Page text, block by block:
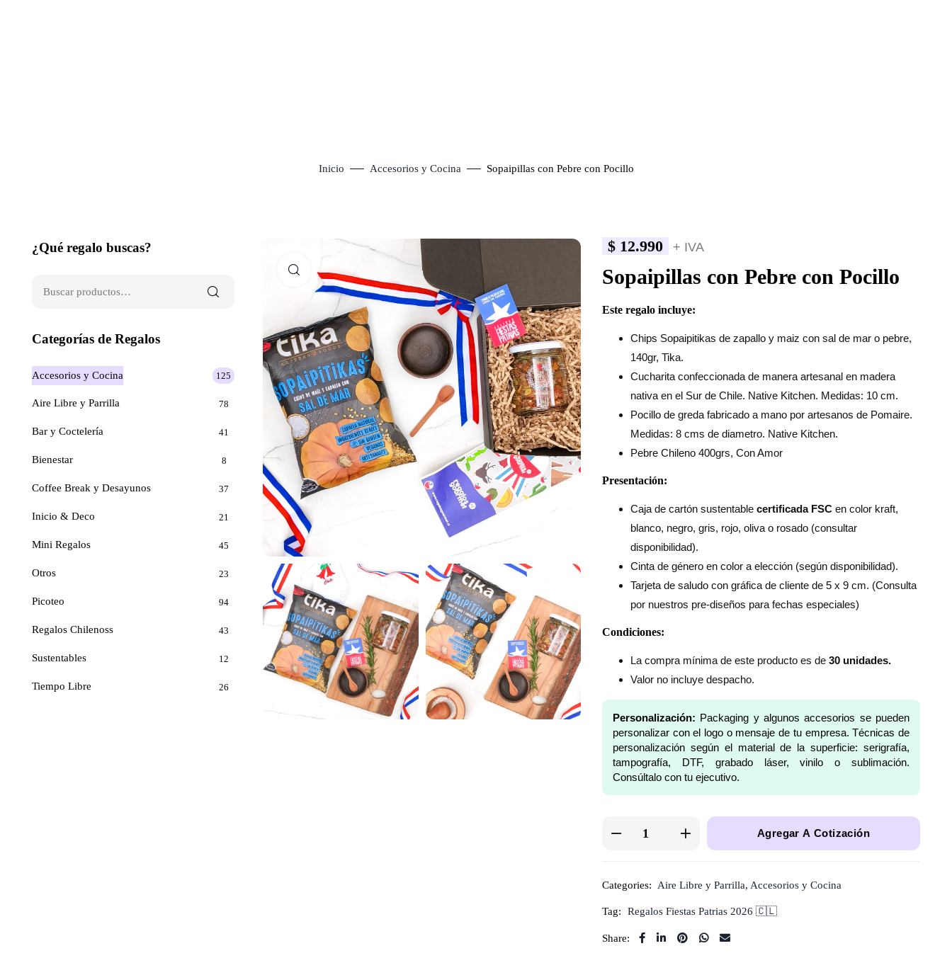
Inicio Accesorios y Cocina Sopaipillas con Pebre con Pocillo
Click to enlarge
$ 12.990 + IVA
Sopaipillas con Pebre con Pocillo
Este regalo incluye:
Chips Sopaipitikas de zapallo y maiz con sal de mar o pebre,
140gr, Tika.
Cucharita confeccionada de manera artesanal en madera
nativa en el Sur de Chile. Native Kitchen. Medidas: 10 cm.
Pocillo de greda fabricado a mano por artesanos de Pomaire.
Medidas: 8 cms de diametro. Native Kitchen.
Pebre Chileno 400grs, Con Amor
Presentación:
Caja de cartón sustentable certificada FSC en color kraft,
blanco, negro, gris, rojo, oliva o rosado (consultar
disponibilidad).
Cinta de género en color a elección (según disponibilidad).
Tarjeta de saludo con gráfica de cliente de 5 x 9 cm. (Consulta
por nuestros pre-diseños para fechas especiales)
Condiciones:
La compra mínima de este producto es de 30 unidades.
Valor no incluye despacho.
Personalización: Packaging y algunos accesorios se pueden
personalizar con el logo o mensaje de tu empresa. Técnicas de
personalización según el material de la superficie: serigrafía,
tampografía, DTF, grabado láser, vinilo o sublimación.
Consúltalo con tu ejecutivo.
Agregar A Cotización
Categories: Aire Libre y Parrilla, Accesorios y Cocina
Tag: Regalos Fiestas Patrias 2026 🇨🇱
Share:
¿Qué regalo buscas?
Categorías de Regalos
Accesorios y Cocina 125
Aire Libre y Parrilla 78
Bar y Coctelería 41
Bienestar 8
Coffee Break y Desayunos 37
Inicio & Deco 21
Mini Regalos 45
Otros 23
Picoteo 94
Regalos Chilenoss 43
Sustentables 12
Tiempo Libre 26